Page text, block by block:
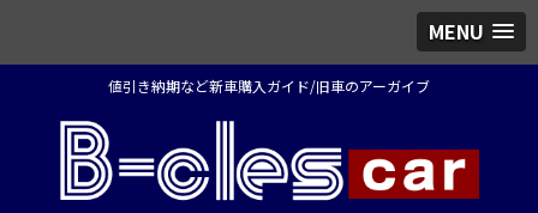
MENU
値引き納期など新車購入ガイド/旧車のアーガイブ